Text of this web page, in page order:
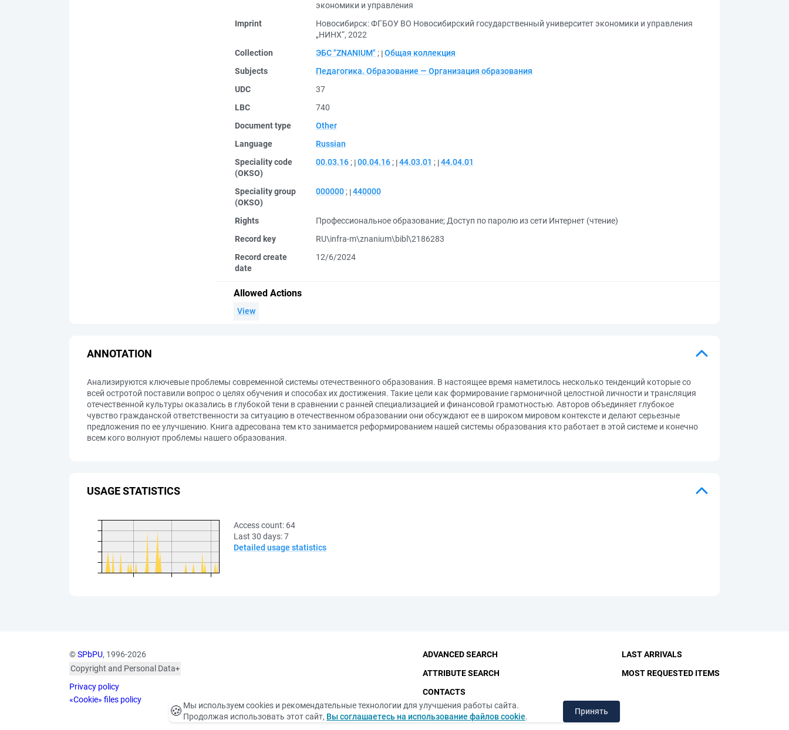
экономики и управления
Imprint
Новосибирск: ФГБОУ ВО Новосибирский государственный университет экономики и управления
„НИНХ“, 2022
Collection
ЭБС "ZNANIUM" ; Общая коллекция
Subjects
Педагогика. Образование — Организация образования
UDC
37
LBC
740
Document type
Other
Language
Russian
Speciality code
(OKSO)
00.03.16 ; 00.04.16 ; 44.03.01 ; 44.04.01
Speciality group
(OKSO)
000000 ; 440000
Rights Профессиональное образование; Доступ по паролю из сети Интернет (чтение)
Record key
RU\infra-m\znanium\bibl\2186283
Record create
date
12/6/2024
Allowed Actions
View
ANNOTATION
Анализируются ключевые проблемы современной системы отечественного образования. В настоящее время наметилось несколько тенденций которые со
всей остротой поставили вопрос о целях обучения и способах их достижения. Такие цели как формирование гармоничной целостной личности и трансляция
отечественной культуры оказались в глубокой тени в сравнении с ранней специализацией и финансовой грамотностью. Авторов объединяет глубокое
чувство гражданской ответственности за ситуацию в отечественном образовании они обсуждают ее в широком мировом контексте и делают серьезные
предложения по ее улучшению. Книга адресована тем кто занимается реформированием нашей системы образования кто работает в этой системе и конечно
всем кого волнуют проблемы нашего образования.
USAGE STATISTICS
Access count: 64
Last 30 days:7
Detailed usage statistics
©SPbPU, 1996-2026
Copyright and Personal Data
published with the
consent of the individuals
Privacy policy
«Cookie» files policy
ADVANCED SEARCH
ATTRIBUTE SEARCH
CONTACTS
THE FUNDAMENTAL LIBRARY
LAST ARRIVALS
MOST REQUESTED ITEMS
🍪 Мы используем cookies и рекомендательные технологии для улучшения работы сайта.
Продолжая использовать этот сайт, Вы соглашаетесь на использование файлов cookie.
Принять